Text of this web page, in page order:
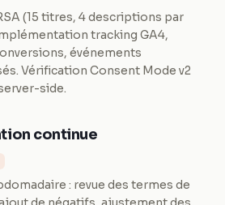
(15 titres, 4 descriptions par
tracking GA4,
événements
Vérification Consent Mode v2
side.
continue
: revue des termes de